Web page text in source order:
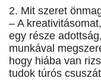
2. Mit szeret
– A
egy része
munkával
hogy hiába van
tudok túrós